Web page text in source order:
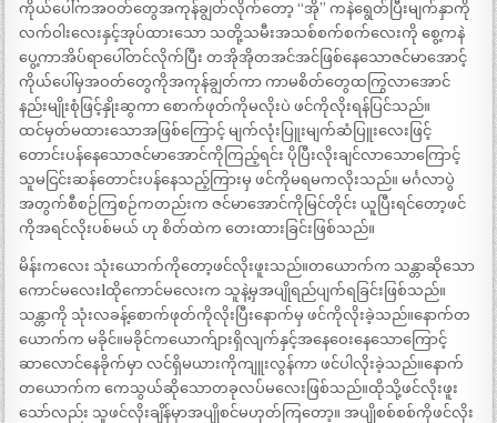
ကိုယ်ပေါ်ကအဝတ်တွေအကုန်ချွတ်လိုက်တော့ “အို” ကနဲရွေတ်ပြီးမျက်နှာကို
လက်ဝါးလေးနှင့်အုပ်ထားသော သတို့သမီးအသစ်စက်စက်လေးကို စွေ့ကနဲ
ပွေ့ကာအိပ်ရာပေါ်တင်လိုက်ပြီး တအိုအိုတအင်အင်ဖြစ်နေသောဇင်မာအောင့်
ကိုယ်ပေါ်မှအဝတ်တွေကိုအကုန်ချွတ်ကာ ကာမစိတ်တွေထကြွလာအောင်
နည်းမျိုးစုံဖြင့်နှိုးဆွကာ စောက်ဖုတ်ကိုမလိုးပဲ ဖင်ကိုလိုးရန်ပြင်သည်။
ထင်မှတ်မထားသောအဖြစ်ကြောင့် မျက်လုံးပြူးမျက်ဆံပြူးလေးဖြင့်
တောင်းပန်နေသောဇင်မာအောင်ကိုကြည့်ရင်း ပိုပြီးလိုးချင်လာသောကြောင့်
သူမငြင်းဆန်တောင်းပန်နေသည့်ကြားမှ ဖင်ကိုမရမကလိုးသည်။ မင်္ဂလာပွဲ
အတွက်စီစဉ်ကြစဉ်ကတည်းက ဇင်မာအောင်ကိုမြင်တိုင်း ယူပြီးရင်တော့ဖင်
ကိုအရင်လိုးပစ်မယ် ဟု စိတ်ထဲက တေးထားခြင်းဖြစ်သည်။
မိန်းကလေး သုံးယောက်ကိုတော့ဖင်လိုးဖူးသည်။တယောက်က သန္တာဆိုသော
ကောင်မလေးlထိုကောင်မလေးက သူနဲ့မှအပျိုရည်ပျက်ရခြင်းဖြစ်သည်။
သန္တာကို သုံးလခန့်စောက်ဖုတ်ကိုလိုးပြီးနောက်မှ ဖင်ကိုလိုးခဲ့သည်။နောက်တ
ယောက်က မခိုင်။မခိုင်ကယောက်ျားရှိလျက်နှင့်အနေဝေးနေသောကြောင့်
ဆာလောင်နေခိုက်မှာ လင်ရှိမယားကိုကျူးလွန်ကာ ဖင်ပါလိုးခဲ့သည်။နောက်
တယောက်က ကေသွယ်ဆိုသောတခုလပ်မလေးဖြစ်သည်။ထိုသို့ဖင်လိုးဖူး
သော်လည်း သူဖင်လိုးချိန်မှာအပျိုစင်မဟုတ်ကြတော့။ အပျိုစစ်စစ်ကိုဖင်လိုး